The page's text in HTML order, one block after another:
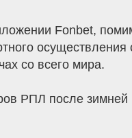
Fonbet,
со всего мира.
РПЛ после